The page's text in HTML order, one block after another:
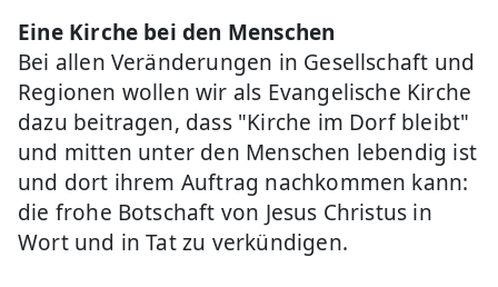
Eine Kirche bei den Menschen
Bei allen Veränderungen in Gesellschaft und
Regionen wollen wir als Evangelische Kirche
dazu beitragen, dass "Kirche im Dorf bleibt"
und mitten unter den Menschen lebendig ist
und dort ihrem Auftrag nachkommen kann:
die frohe Botschaft von Jesus Christus in
Wort und in Tat zu verkündigen.